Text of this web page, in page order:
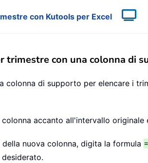
con Kutools per Excel
trimestre con una colonna di
colonna di supporto per elencare i
colonna accanto all'intervallo originale
nuova colonna, digita la formula